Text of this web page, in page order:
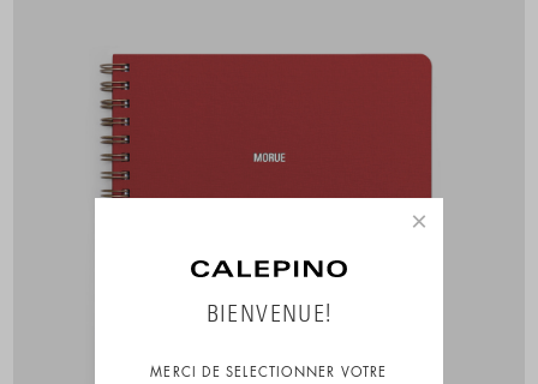
×
BIENVENUE!
MERCI DE SELECTIONNER VOTRE